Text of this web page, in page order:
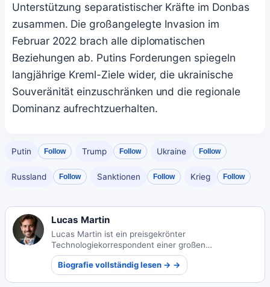
Unterstützung separatistischer Kräfte im Donbas
zusammen. Die großangelegte Invasion im
Februar 2022 brach alle diplomatischen
Beziehungen ab. Putins Forderungen spiegeln
langjährige Kreml-Ziele wider, die ukrainische
Souveränität einzuschränken und die regionale
Dominanz aufrechtzuerhalten.
Putin Follow Trump Follow Ukraine Follow
Russland Follow Sanktionen Follow Krieg Follow
Lucas Martin
Lucas Martin ist ein preisgekrönter
Technologiekorrespondent einer großen
französischen Tageszeitung, bekannt dafür,
komplexe Technologiethemen für ein breites
Publikum verständlich zu machen.
Biografie vollständig lesen → →